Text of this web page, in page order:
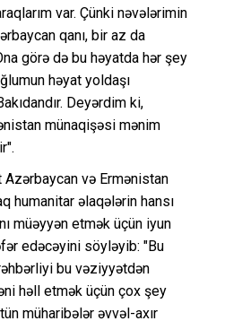
var. Çünki nəvələrimin
qanı, bir az da
görə də bu həyatda hər şey
həyat yoldaşı
Deyərdim ki,
münaqişəsi mənim
Azərbaycan və Ermənistan
humanitar əlaqələrin hansı
müəyyən etmək üçün iyun
edəcəyini söyləyib: "Bu
bu vəziyyətdən
həll etmək üçün çox şey
müharibələr əvvəl-axır